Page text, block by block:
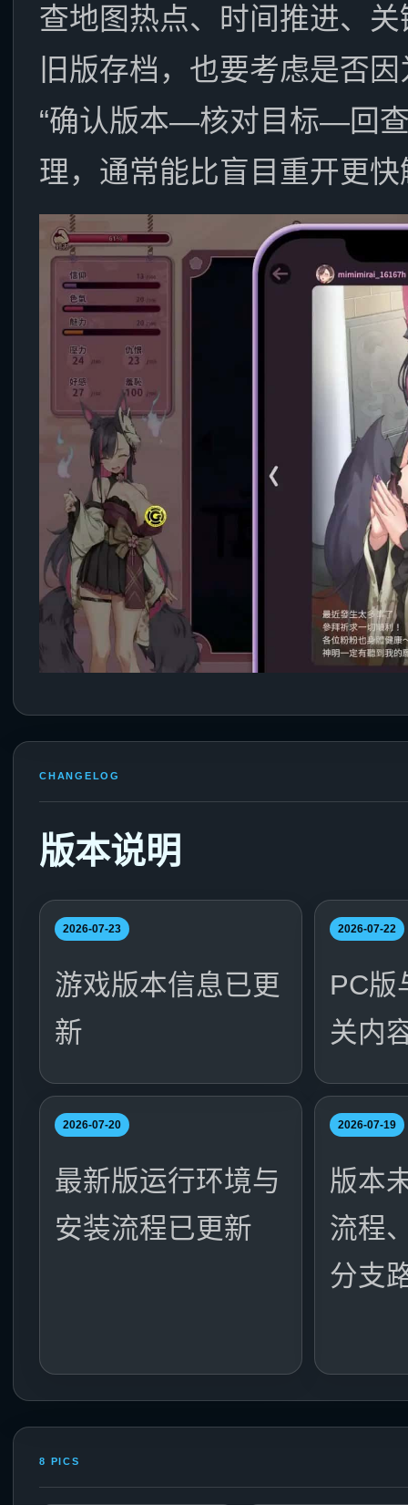
查地图热点、时间推进、
旧版存档，也要考虑是否
“确认版本—核对目标—回
理，通常能比盲目重开更
CHANGELOG
版本说明
2026-07-23
游戏版本信息已更
新
2026-07-22
PC版
关内
2026-07-20
最新版运行环境与
安装流程已更新
2026-07-19
版本
流程
分支
8 PICS